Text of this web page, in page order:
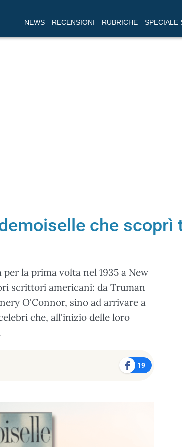
NEWS RECENSIONI RUBRICHE SPECIALE
che scoprì
la prima volta nel 1935 a New
scrittori americani: da Truman
O'Connor, sino ad arrivare a
che, all'inizio delle loro
19